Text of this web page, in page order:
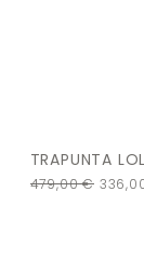
TRAPUNTA
479,00€